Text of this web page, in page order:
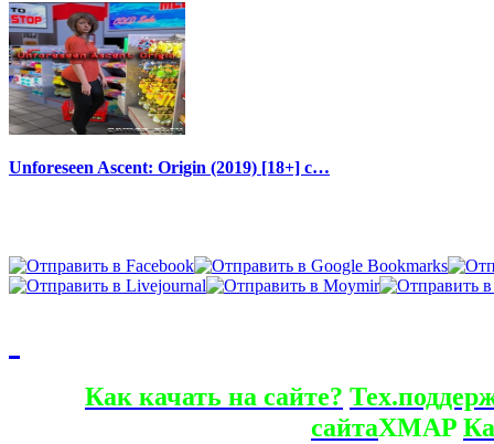
Unforeseen Ascent: Origin (2019) [18+] с…
Как качать на сайте?
сайтаXMAP